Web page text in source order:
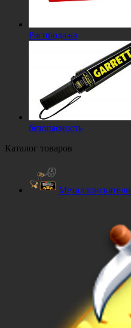
Распродажа
безопасность
Каталог товаров
Металлоискатели